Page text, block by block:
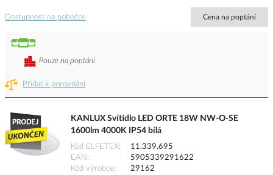
Dostupnost na pobočce Cena na poptání
Přidat k porovnání
Pouze na poptání
KANLUX Svítidlo LED ORTE 18W NW-O-SE
1600lm 4000K IP54 bílá
Kód ELFETEX
11.339.695
EAN
5905339291622
Kód výrobce
29162